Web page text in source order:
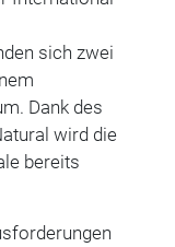
sich zwei
Dank des
wird die
bereits